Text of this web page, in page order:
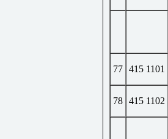
77 415 1101
78 415 1102